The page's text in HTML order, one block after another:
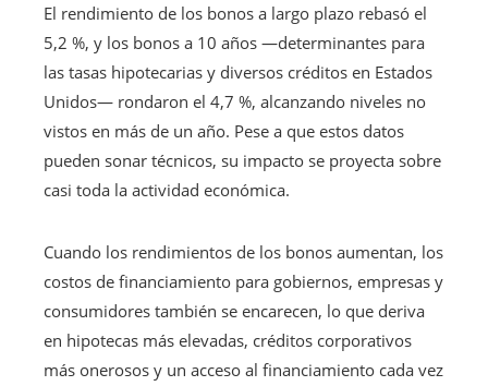
El rendimiento de los bonos a largo plazo rebasó el
5,2 %, y los bonos a 10 años —determinantes para
las tasas hipotecarias y diversos créditos en Estados
Unidos— rondaron el 4,7 %, alcanzando niveles no
vistos en más de un año. Pese a que estos datos
pueden sonar técnicos, su impacto se proyecta sobre
casi toda la actividad económica.
Cuando los rendimientos de los bonos aumentan, los
costos de financiamiento para gobiernos, empresas y
consumidores también se encarecen, lo que deriva
en hipotecas más elevadas, créditos corporativos
más onerosos y un acceso al financiamiento cada vez